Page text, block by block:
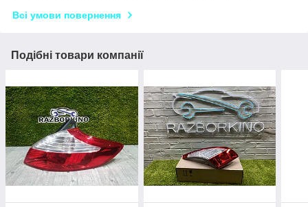
Всі умови повернення
Подібні товари компанії